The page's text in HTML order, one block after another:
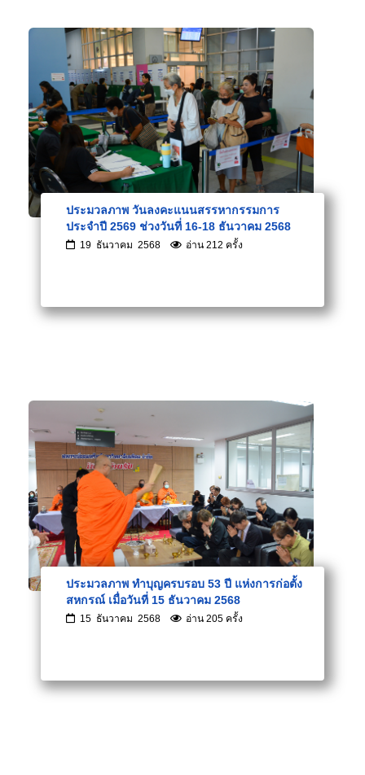
ประมวลภาพ วันลงคะแนนสรรหากรรมการ
ประจำปี 2569 ช่วงวันที่ 16-18 ธันวาคม 2568
19 ธันวาคม 2568 อ่าน 212 ครั้ง
ประมวลภาพ ทำบุญครบรอบ 53 ปี แห่งการก่อตั้ง
สหกรณ์ เมื่อวันที่ 15 ธันวาคม 2568
15 ธันวาคม 2568 อ่าน 205 ครั้ง